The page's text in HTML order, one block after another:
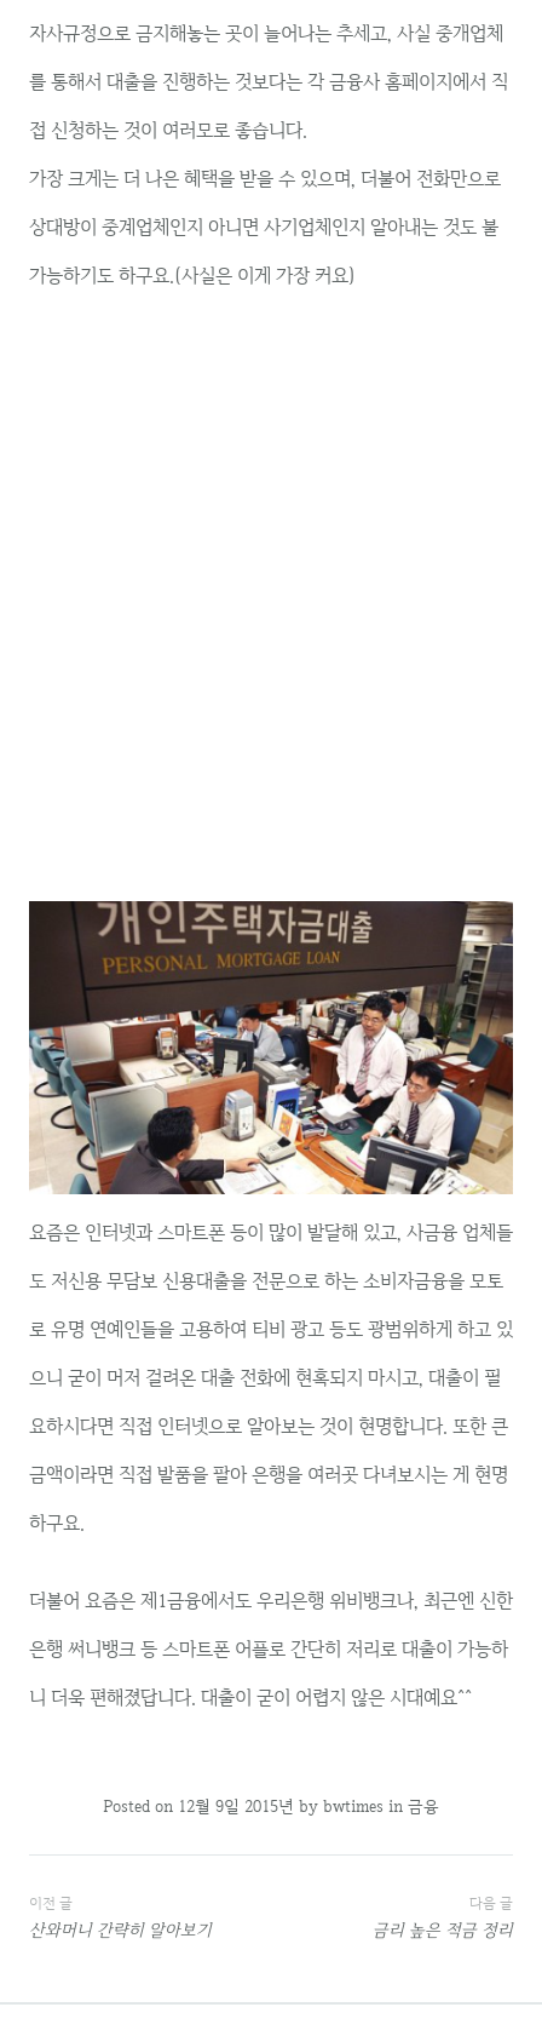
자사규정으로 금지해놓는 곳이 늘어나는 추세고, 사실 중개업체
를 통해서 대출을 진행하는 것보다는 각 금융사 홈페이지에서 직
접 신청하는 것이 여러모로 좋습니다.
가장 크게는 더 나은 혜택을 받을 수 있으며, 더불어 전화만으로
상대방이 중계업체인지 아니면 사기업체인지 알아내는 것도 불
가능하기도 하구요.(사실은 이게 가장 커요)
요즘은 인터넷과 스마트폰 등이 많이 발달해 있고, 사금융 업체들
도 저신용 무담보 신용대출을 전문으로 하는 소비자금융을 모토
로 유명 연예인들을 고용하여 티비 광고 등도 광범위하게 하고 있
으니 굳이 머저 걸려온 대출 전화에 현혹되지 마시고, 대출이 필
요하시다면 직접 인터넷으로 알아보는 것이 현명합니다. 또한 큰
금액이라면 직접 발품을 팔아 은행을 여러곳 다녀보시는 게 현명
하구요.
더불어 요즘은 제1금융에서도 우리은행 위비뱅크나, 최근엔 신한
은행 써니뱅크 등 스마트폰 어플로 간단히 저리로 대출이 가능하
니 더욱 편해졌답니다. 대출이 굳이 어렵지 않은 시대예요^^
Posted on 12월 9일 2015년 by bwtimes in 금융
글
비
이전 글
산와머니 간략히 알아보기
다음 글
금리 높은 적금 정리